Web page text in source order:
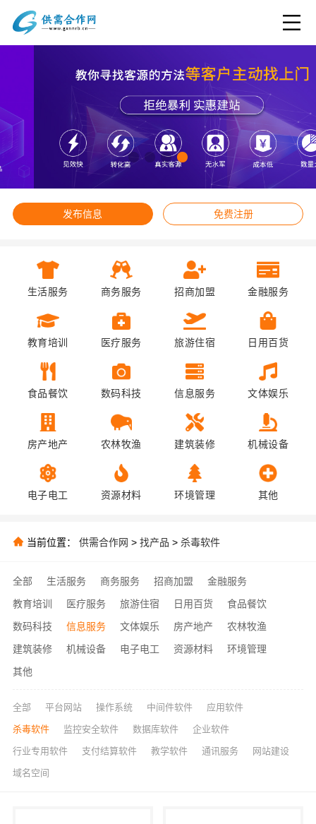
发布信息 免费注册
生活服务 商务服务 招商加盟 金融服务
教育培训 医疗服务 旅游住宿 日用百货
食品餐饮 数码科技 信息服务 文体娱乐
房产地产 农林牧渔 建筑装修 机械设备
电子电工 资源材料 环境管理 其他
当前位置： 供需合作网 > 找产品 > 杀毒软件
全部 生活服务 商务服务 招商加盟
金融服务
教育培训
医疗服务 旅游住宿 日用百货
食品餐饮
数码科技
信息服务 文体娱乐 房产地产
农林牧渔
建筑装修
机械设备 电子电工 资源材料
环境管理
其他
全部 平台网站 操作系统 中间件软件 应用软件
杀毒软件 监控安全软件 数据库软件 企业软件
行业专用软件 支付结算软件 教学软件 通讯服务 网站建设
域名空间